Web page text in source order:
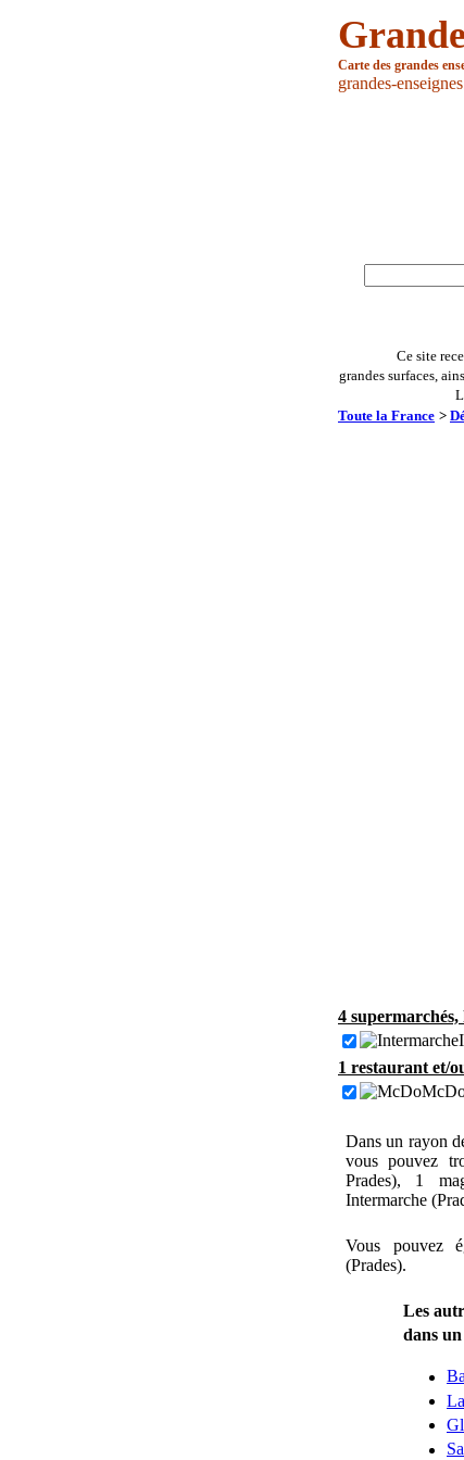
Carte des grandes
grandes-
Ce site
grandes surfaces,
Toute la France >
4
1 restaurant et/
Dans un rayon
vous pouvez
Prades), 1
Intermarche
Vous pouvez
(Prades).
Les
dans